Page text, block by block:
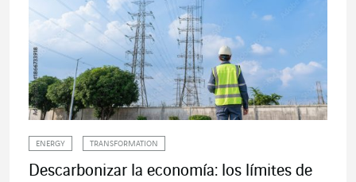
ENERGY TRANSFORMATION
Descarbonizar la economía: los límites de